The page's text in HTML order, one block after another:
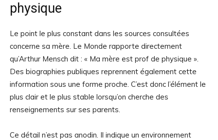
physique
Le point le plus constant dans les sources consultées
concerne sa mère. Le Monde rapporte directement
qu’Arthur Mensch dit : « Ma mère est prof de physique ».
Des biographies publiques reprennent également cette
information sous une forme proche. C’est donc l’élément le
plus clair et le plus stable lorsqu’on cherche des
renseignements sur ses parents.
Ce détail n’est pas anodin. Il indique un environnement